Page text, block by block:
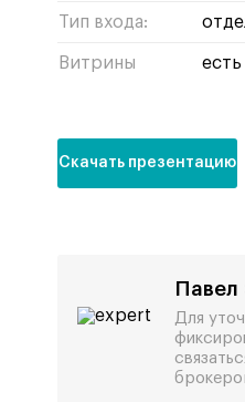
Тип входа:
Витрины есть
Скачать презентацию
Павел
Для